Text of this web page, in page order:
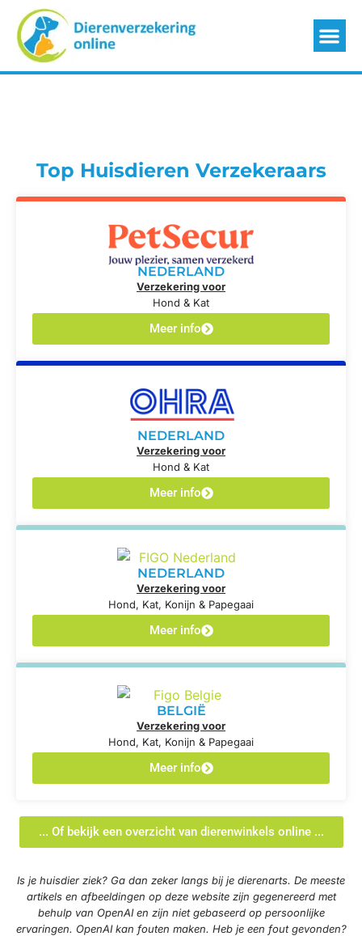
Top Huisdieren Verzekeraars
NEDERLAND
Verzekering voor
Hond & Kat
Meer info
NEDERLAND
Verzekering voor
Hond & Kat
Meer info
NEDERLAND
Verzekering voor
Hond, Kat, Konijn & Papegaai
Meer info
BELGIË
Verzekering voor
Hond, Kat, Konijn & Papegaai
Meer info
... Of bekijk een overzicht van dierenwinkels online ...
Is je huisdier ziek? Ga dan zeker langs bij je dierenarts. De meeste
artikels en afbeeldingen op deze website zijn gegenereerd met
behulp van OpenAI en zijn niet gebaseerd op persoonlijke
ervaringen. OpenAI kan fouten maken. Heb je een fout gevonden?